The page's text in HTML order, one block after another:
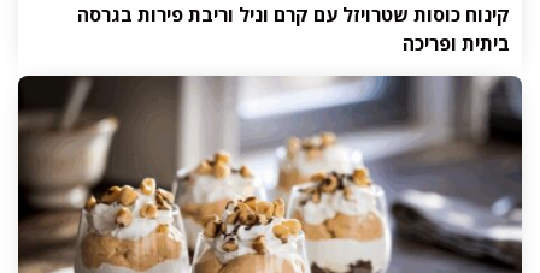
קינוח כוסות שטרויזל עם קרם וניל וריבת פירות בגרסה
ביתית ופריכה